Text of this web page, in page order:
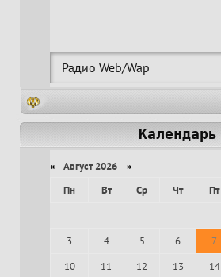
Календарь
« Август 2026 »
Пн
Вт Ср Чт Пт
3
4 5 6 7
10
11 12 13 14